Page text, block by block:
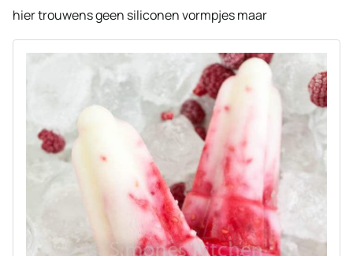
hier trouwens geen siliconen vormpjes maar